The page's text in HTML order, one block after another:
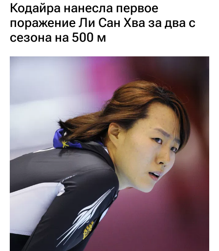
Кодайра нанесла первое
поражение Ли Сан Хва за два с
сезона на 500 м